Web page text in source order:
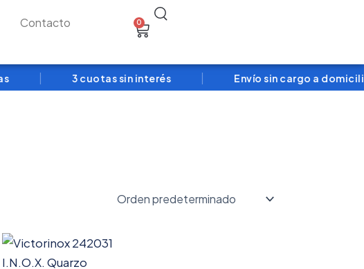
Contacto 0
CartSearch
3 cuotas sin interés Envío sin cargo a domicilio